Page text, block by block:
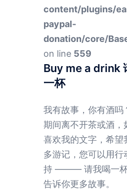
content/plugins/
paypal-
donation/core/
on line 559
Buy me a drink
一杯
我有故事，你有酒吗
期间离不开茶或酒，
喜欢我的文字，希望
多游记，您可以用行
持 ——— 请我喝一
告诉你更多故事。